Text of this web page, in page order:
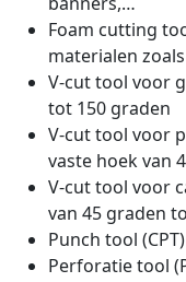
Foam cutting
materialen zoals
V-cut tool voor
tot 150 graden
V-cut tool voor
vaste hoek van
V-cut tool voor
van 45 graden
Punch tool
Perforatie tool